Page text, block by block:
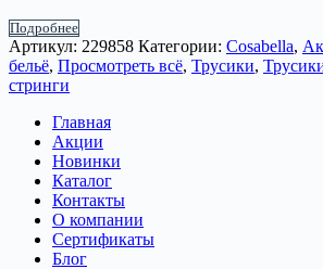
Подробнее
Артикул: 229858 Категории: Cosabella,
бельё, Просмотреть всё, Трусики,
стринги
Главная
Акции
Новинки
Каталог
Контакты
О компании
Сертификаты
Блог